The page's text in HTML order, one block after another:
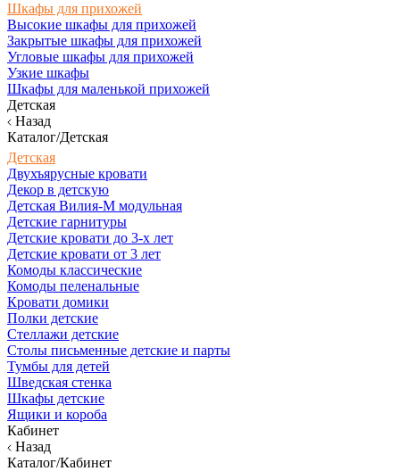
Шкафы для прихожей
Высокие шкафы для прихожей
Закрытые шкафы для прихожей
Угловые шкафы для прихожей
Узкие шкафы
Шкафы для маленькой прихожей
Детская
Назад
Каталог/Детская
Детская
Двухъярусные кровати
Декор в детскую
Детская Вилия-М модульная
Детские гарнитуры
Детские кровати до 3-х лет
Детские кровати от 3 лет
Комоды классические
Комоды пеленальные
Кровати домики
Полки детские
Стеллажи детские
Столы письменные детские и парты
Тумбы для детей
Шведская стенка
Шкафы детские
Ящики и короба
Кабинет
Назад
Каталог/Кабинет